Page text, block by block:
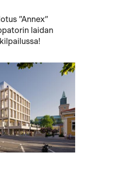
”Annex”
laidan